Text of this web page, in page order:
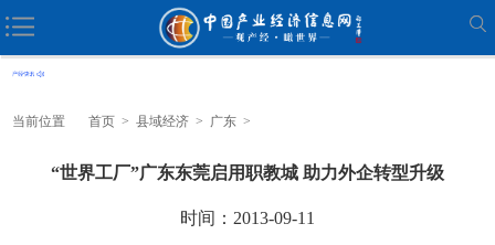
当前位置 首页 > 县域经济 > 广东 >
“世界工厂”广东东莞启用职教城 助力外企转型升级
时间：2013-09-11